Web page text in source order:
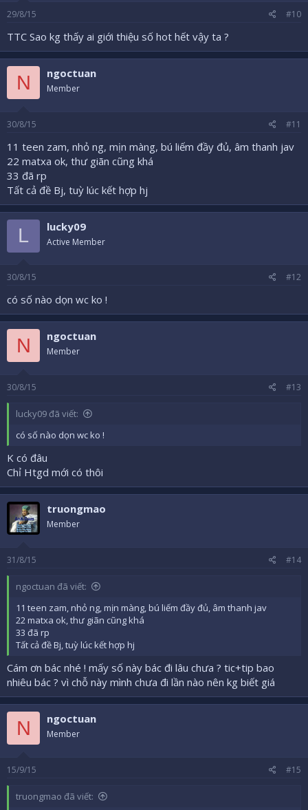
29/8/15 #10
TTC Sao kg thấy ai giới thiệu số hot hết vậy ta ?
N ngoctuan
Member
30/8/15 #11
11 teen zam, nhỏ ng, mịn màng, bú liếm đầy đủ, âm thanh jav
22 matxa ok, thư giãn cũng khá
33 đã rp
Tất cả đề Bj, tuỳ lúc kết hợp hj
L lucky09
Active Member
30/8/15 #12
có số nào dọn wc ko !
N ngoctuan
Member
30/8/15 #13
lucky09 đã viết:
có số nào dọn wc ko !
K có đâu
Chỉ Htgd mới có thôi
truongmao
Member
31/8/15 #14
ngoctuan đã viết:
11 teen zam, nhỏ ng, mịn màng, bú liếm đầy đủ, âm thanh jav
22 matxa ok, thư giãn cũng khá
33 đã rp
Tất cả đề Bj, tuỳ lúc kết hợp hj
Cám ơn bác nhé ! mấy số này bác đi lâu chưa ? tic+tip bao
nhiêu bác ? vì chỗ này mình chưa đi lần nào nên kg biết giá
N ngoctuan
Member
15/9/15 #15
truongmao đã viết: